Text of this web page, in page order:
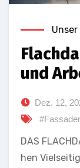
und
Dez. 12,
DAS
hen